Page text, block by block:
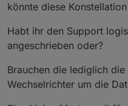
könnte diese
Habt ihr den Support
angeschrieben oder?
Brauchen die lediglich
Wechselrichter um die